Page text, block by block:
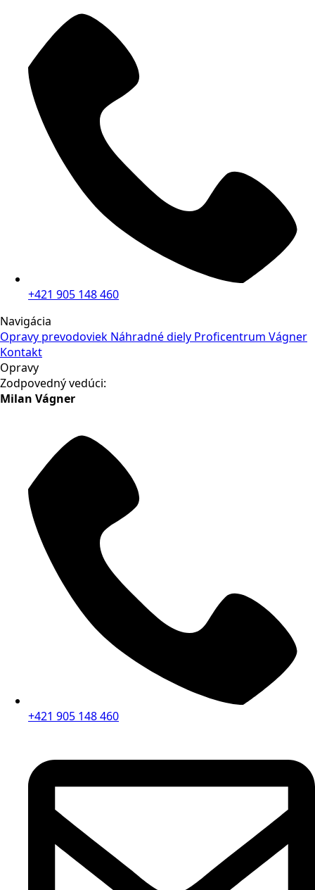
+421 905 148 460
Navigácia
Opravy prevodoviek Náhradné diely Proficentrum Vágner
Kontakt
Opravy
Zodpovedný vedúci:
Milan Vágner
+421 905 148 460